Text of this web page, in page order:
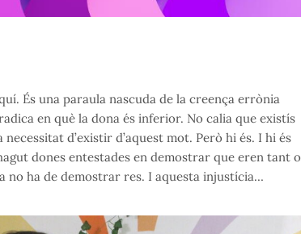
És una paraula nascuda de la creença errònia
en què la dona és inferior. No calia que existís
d’existir d’aquest mot. Però hi és. I hi és
dones entestades en demostrar que eren tant o
no ha de demostrar res. I aquesta injustícia…